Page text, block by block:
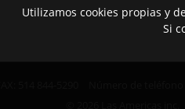
Utilizamos cookies propias y
Si